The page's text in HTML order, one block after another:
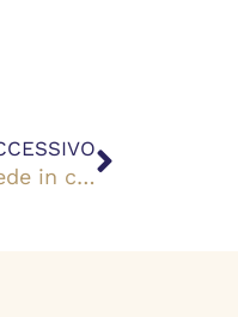
Responsabilità dei soci di una SRL: quali sono e Cosa succede in caso di fallimento?